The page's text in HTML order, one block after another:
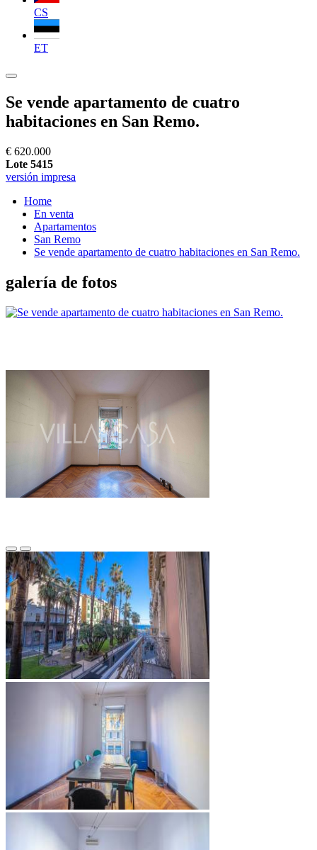
CS
ET
Se vende apartamento de cuatro
habitaciones en San Remo.
€ 620.000
Lote 5415
versión impresa
Home
En venta
Apartamentos
San Remo
Se vende apartamento de cuatro habitaciones en San Remo.
galería de fotos